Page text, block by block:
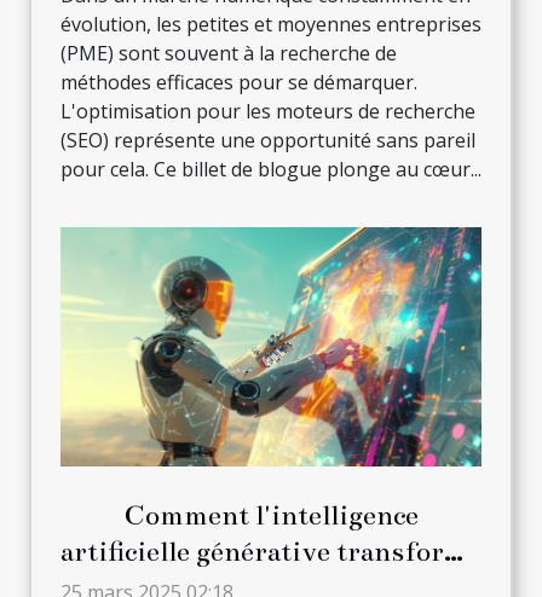
évolution, les petites et moyennes entreprises
(PME) sont souvent à la recherche de
méthodes efficaces pour se démarquer.
L'optimisation pour les moteurs de recherche
(SEO) représente une opportunité sans pareil
pour cela. Ce billet de blogue plonge au cœur...
Comment l'intelligence
artificielle générative transforme
la création de contenu numérique